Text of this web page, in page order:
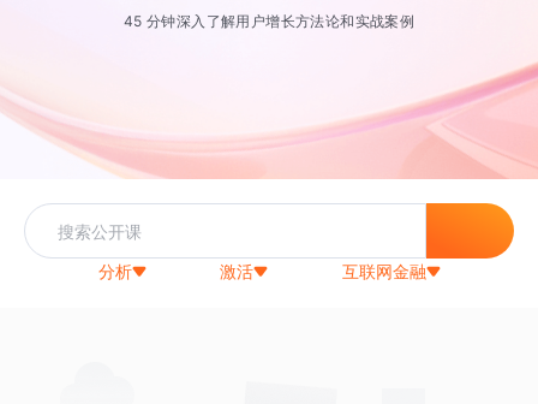
45 分钟深入了解用户增长方法论和实战案例
分析 激活 互联网金融